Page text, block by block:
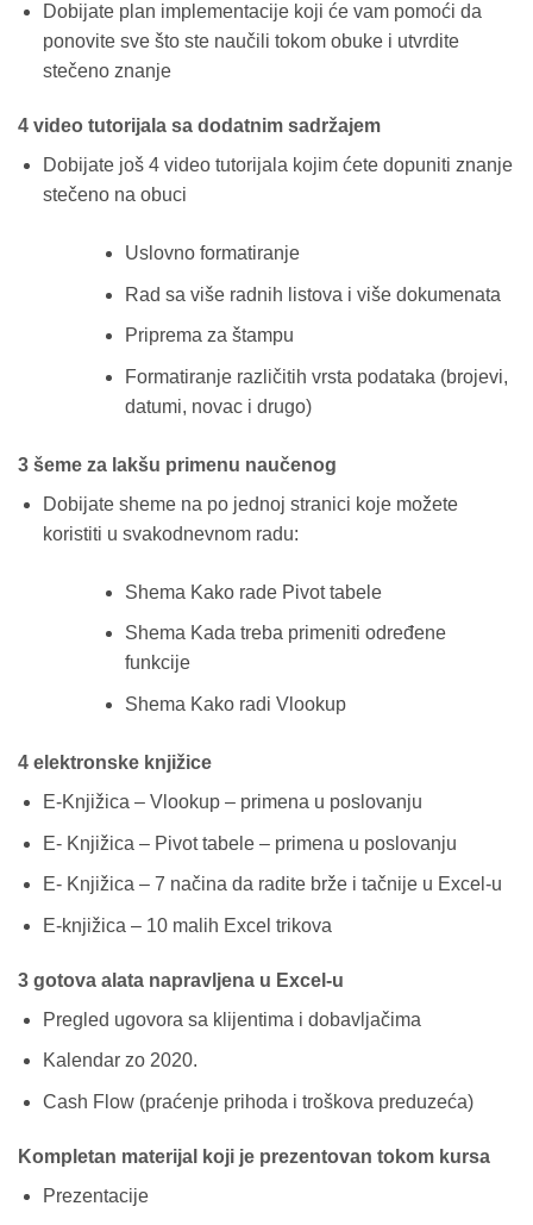
Dobijate plan implementacije koji će vam pomoći da
ponovite sve što ste naučili tokom obuke i utvrdite
stečeno znanje
4 video tutorijala sa dodatnim sadržajem
Dobijate još 4 video tutorijala kojim ćete dopuniti znanje
stečeno na obuci
Uslovno formatiranje
Rad sa više radnih listova i više dokumenata
Priprema za štampu
Formatiranje različitih vrsta podataka (brojevi,
datumi, novac i drugo)
3 šeme za lakšu primenu naučenog
Dobijate sheme na po jednoj stranici koje možete
koristiti u svakodnevnom radu:
Shema Kako rade Pivot tabele
Shema Kada treba primeniti određene
funkcije
Shema Kako radi Vlookup
4 elektronske knjižice
E-Knjižica – Vlookup – primena u poslovanju
E- Knjižica – Pivot tabele – primena u poslovanju
E- Knjižica – 7 načina da radite brže i tačnije u Excel-u
E-knjižica – 10 malih Excel trikova
3 gotova alata napravljena u Excel-u
Pregled ugovora sa klijentima i dobavljačima
Kalendar zo 2020.
Cash Flow (praćenje prihoda i troškova preduzeća)
Kompletan materijal koji je prezentovan tokom kursa
Prezentacije